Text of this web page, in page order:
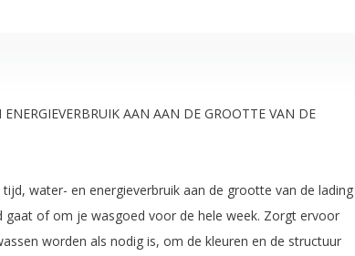
AAN AAN DE GROOTTE VAN DE
water- en energieverbruik aan de grootte van de lading
of om je wasgoed voor de hele week. Zorgt ervoor
worden als nodig is, om de kleuren en de structuur